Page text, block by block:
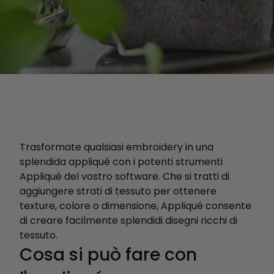
Trasformate qualsiasi embroidery in una
splendida appliqué con i potenti strumenti
Appliqué del vostro software. Che si tratti di
aggiungere strati di tessuto per ottenere
texture, colore o dimensione, Appliqué consente
di creare facilmente splendidi disegni ricchi di
tessuto.
Cosa si può fare con